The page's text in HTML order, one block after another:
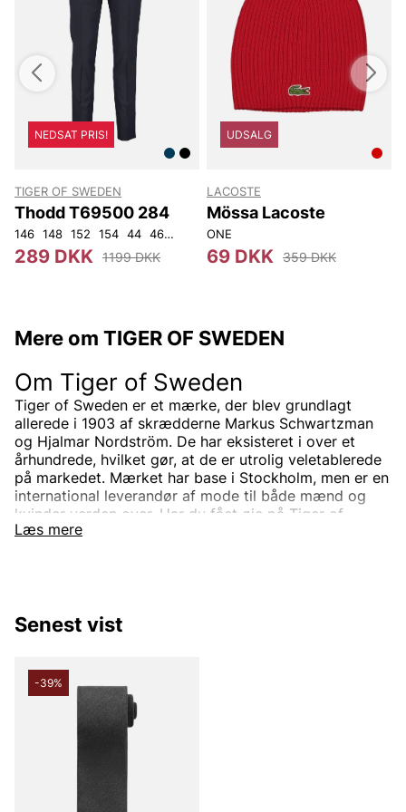
NEDSAT PRIS!
TIGER OF SWEDEN
Thodd T69500 284
146 148 152 154 44 46 48 50 52
289 DKK 1199 DKK
UDSALG
LACOSTE
Mössa Lacoste
ONE
69 DKK 359 DKK
Mere om TIGER OF SWEDEN
Læs mere
Om Tiger of Sweden
Tiger of Sweden er et mærke, der blev grundlagt
allerede i 1903 af skrædderne Markus Schwartzman
og Hjalmar Nordström. De har eksisteret i over et
århundrede, hvilket gør, at de er utrolig veletablerede
på markedet. Mærket har base i Stockholm, men er en
international leverandør af mode til både mænd og
kvinder verden over. Har du fået øje på Tiger of
Swedens sortiment endnu? Vi tilbyder Tiger of
tidløs og moderne. Produkterne er som regel
men de samarbejder også med branchens bedste
leverandører, som de udvikler unikke modekollektioner
sammen med. Velklædt mode er helt enkelt Tiger of
Swedens signatur.
Gennem årene er produktsortimentet blevet bredere,
og særligt udvalget til mænd. I dag kan du finde både
Senest vist
-39%